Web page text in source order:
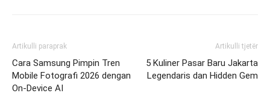
Artikulli paraprak
Cara Samsung Pimpin Tren
Mobile Fotografi 2026 dengan
On-Device AI
Artikulli tjetër
5 Kuliner Pasar Baru Jakarta
Legendaris dan Hidden Gem